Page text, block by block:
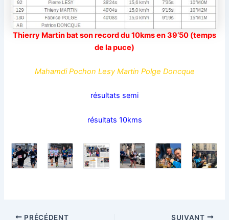
Thierry Martin bat son record du 10kms en 39’50 (temps
de la puce)
Mahamdi Pochon Lesy Martin Polge Doncque
résultats semi
résultats 10kms
PRÉCÉDENT SUIVANT